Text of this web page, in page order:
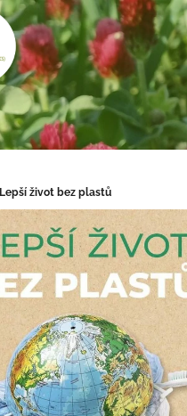
Lepší život bez plastů